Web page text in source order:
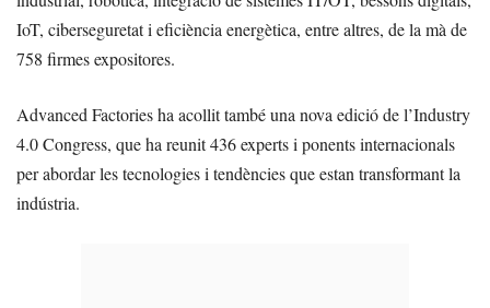
IoT, ciberseguretat i eficiència energètica, entre altres, de la mà de
758 firmes expositores.
Advanced Factories ha acollit també una nova edició de l’Industry
4.0 Congress, que ha reunit 436 experts i ponents internacionals
per abordar les tecnologies i tendències que estan transformant la
indústria.